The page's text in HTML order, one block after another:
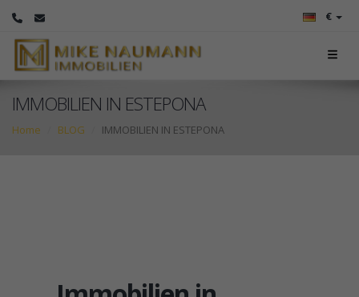
€
IMMOBILIEN IN ESTEPONA
Home BLOG IMMOBILIEN IN ESTEPONA